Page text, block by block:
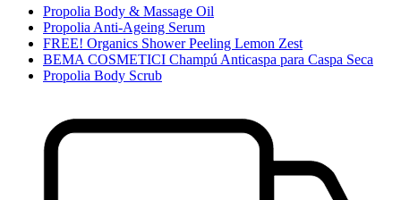
Propolia Body & Massage Oil
Propolia Anti-Ageing Serum
FREE! Organics Shower Peeling Lemon Zest
BEMA COSMETICI Champú Anticaspa para Caspa Seca
Propolia Body Scrub